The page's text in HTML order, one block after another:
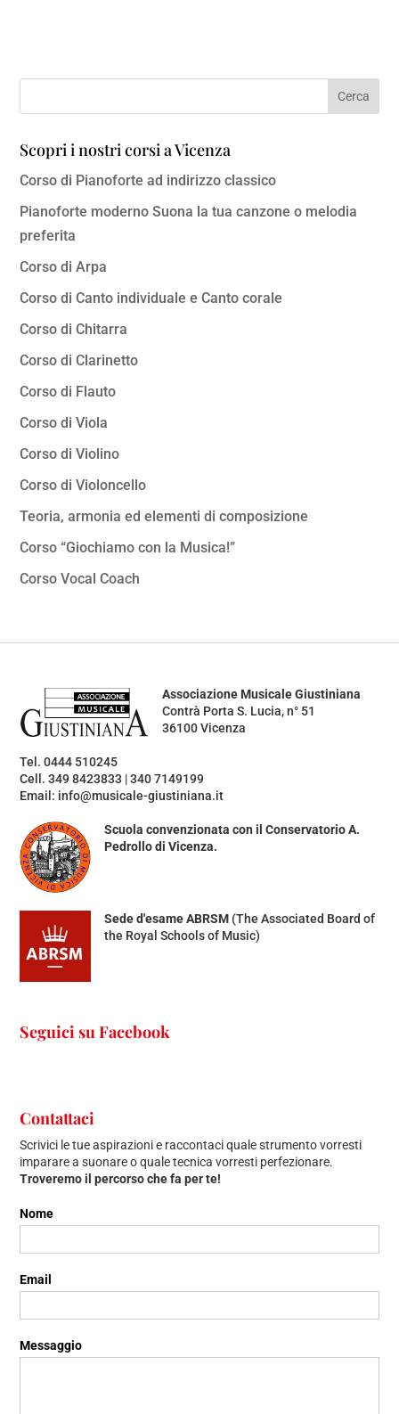
Scopri i nostri corsi a Vicenza
Corso di Pianoforte ad indirizzo classico
Pianoforte moderno Suona la tua canzone o melodia
preferita
Corso di Arpa
Corso di Canto individuale e Canto corale
Corso di Chitarra
Corso di Clarinetto
Corso di Flauto
Corso di Viola
Corso di Violino
Corso di Violoncello
Teoria, armonia ed elementi di composizione
Corso “Giochiamo con la Musica!”
Corso Vocal Coach
Associazione Musicale Giustiniana
Contrà Porta S. Lucia, n° 51
36100 Vicenza
Tel. 0444 510245
Cell. 349 8423833 | 340 7149199
Email: info@musicale-giustiniana.it
Scuola convenzionata con il Conservatorio A.
Pedrollo di Vicenza.
Sede d'esame ABRSM (The Associated Board of
the Royal Schools of Music)
Seguici su Facebook
Contattaci
Scrivici le tue aspirazioni e raccontaci quale strumento vorresti
imparare a suonare o quale tecnica vorresti perfezionare.
Troveremo il percorso che fa per te!
Contattaci
Nome
Email
Messaggio